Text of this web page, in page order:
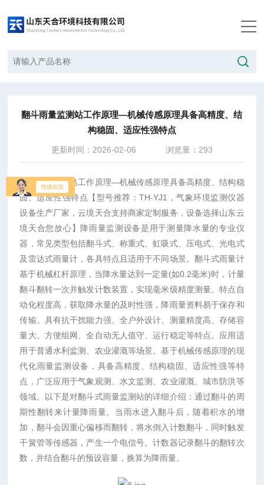
翻斗雨量监测站工作原理—机械传感原理具备高精度、结
构稳固、适应性强特点
更新时间：2026-02-06 浏览量：293
翻斗雨量监测站工作原理—机械传感原理具备高精度、结构稳
固、适应性强特点 【型号推荐：TH-YJ1，气象环境监测仪器
设备生产厂家，云境天合支持商家定制服务，设备选择山东云
境天合您放心】
降雨量监测设备是用于测量降水量的专业仪
器，常见类型包括翻斗式、称重式、虹吸式、压电式、光电式
及雷达式雨量计，各具特点且适用于不同场景。翻斗式雨量计
基于机械杠杆原理，当降水量达到一定量(如0.2毫米)时，计量
翻斗翻转一次并触发计数装置，实现毫米级精度测量。特点自
动化程度高，获取降水量的及时性强，降雨量资料易于保存和
传输。具有抗干扰能力强、全户外设计、测量精度高、存储容
量大、方便组网、全自动无人值守、运行稳定等特点。应用适
用于普通水利监测、农业灌溉等场景。基于机械传感原理的现
代化雨量监测设备，具备高精度、结构稳固、适应性强等特
点，广泛应用于气象观测、水文监测、农业灌溉、城市防洪等
领域。以下是对翻斗式雨量监测站的详细介绍：通过翻斗的周
期性翻转来计量降雨量。当雨水进入翻斗后，随着积水的增
加，翻斗会因重心偏移而翻转，将水倒入计数翻斗，同时触发
干簧管等传感器，产生一个电信号。计数器记录翻斗的翻转次
数，并结合翻斗的预设容量，换算为降雨量。